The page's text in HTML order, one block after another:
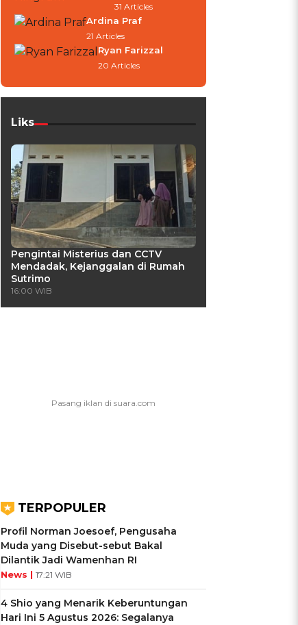
31 Articles
Ardina Praf
21 Articles
Ryan Farizzal
20 Articles
Liks
Pengintai Misterius dan CCTV
Mendadak, Kejanggalan di Rumah
Sutrimo
16:00 WIB
TERPOPULER
Profil Norman Joesoef, Pengusaha
Muda yang Disebut-sebut Bakal
Dilantik Jadi Wamenhan RI
News | 17:21 WIB
4 Shio yang Menarik Keberuntungan
Hari Ini 5 Agustus 2026: Segalanya